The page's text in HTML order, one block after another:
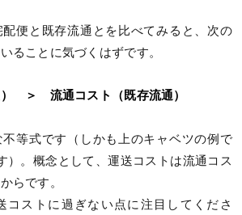
便と既存流通とを比べてみると、次の
ることに気づくはずです。
） ＞ 流通コスト（既存流通）
等式です（しかも上のキャベツの例で
）。概念として、運送コストは流通コス
らです。
コストに過ぎない点に注目してくださ